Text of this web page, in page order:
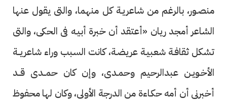
منصـور، بالرغم من شاعريـة كل منهما، والتى يقول عنها
الشاعر أمجد ريان «أعتقد أن خبرة أبيـه فى الحكى، والتى
تشكل ثقافـة شعبيـة عريضـة، كانت السبب وراء شاعريــة
الأخـويـن عبدالرحيم وحمـدى، وإن كان حمــدى قــد
أخبرنى أن أمه حكـاءة من الدرجة الأولى، وكان لها محفوظ